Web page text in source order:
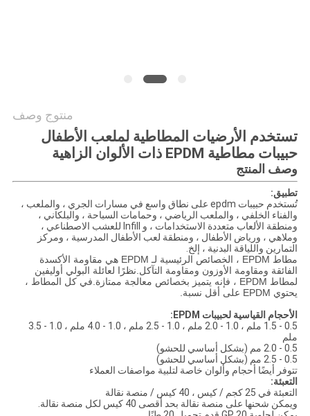
منتوج وصف
تستخدم الأرضيات المطاطية لملعب الأطفال
حبيبات مطاطية EPDM ذات الألوان الزاهية
وصف المنتج
تطبيق:
تُستخدم حبيبات epdm على نطاق واسع في مسارات الجري ، والملعب ،
والفناء الخلفي ، والملعب الرياضي ، وحمامات السباحة ، والبلكاني ،
ومنطقة الألعاب متعددة الاستخدامات ، و Infill للعشب الاصطناعي ،
وملاهي ، ورياض الأطفال ، ومنطقة لعب الأطفال المدرسية ، ومركز
التمارين واللياقة البدنية ، إلخ.
مطاط EPDM ، الخصائص الرئيسية لـ EPDM هي مقاومة الأكسدة
الفائقة ومقاومة الأوزون ومقاومة التآكل.نظرًا لعائلة البولي أوليفين
لمطاط EPDM ، فإنه يتميز بخصائص معالجة ممتازة.في كل المطاط ،
يحتوي EPDM على أقل نسبة.
الأحجام القياسية لحبيبات EPDM:
0.5 - 1.5 ملم ، 1.0 - 2.0 ملم ، 1.0 - 2.5 ملم ، 1.0 - 4.0 ملم ، 1.0 - 3.5
ملم
0.5 - 2.0 مم (بشكل أساسي للحشو)
0.5 - 2.5 مم (بشكل أساسي للحشو)
تتوفر أيضًا أحجام وألوان خاصة لتلبية مواصفات العملاء
التعبئة:
التعبئة في 25 كجم / كيس ، 40 كيس / منصة نقالة
ويمكن شحنها على منصة نقالة بحد أقصى 40 كيس لكل منصة نقالة.